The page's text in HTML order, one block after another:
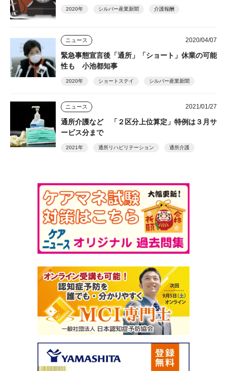
2020年 シルバー産業新聞 介護報酬
ニュース 2020/04/07
緊急事態宣言後「通所」「ショート」休業の可能
性も 小池都知事
2020年 ショートステイ シルバー産業新聞
ニュース 2021/01/27
通所介護など 「２区分上位算定」特例は３月サ
ービス分まで
2021年 通所リハビリテーション 通所介護